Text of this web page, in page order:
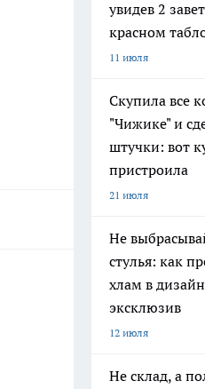
увидев 2
красном
11 июля
Скупила все
"Чижике" и
штучки: вот
пристроила
21 июля
Не
стулья: как
хлам в
эксклюзив
12 июля
Не склад, а